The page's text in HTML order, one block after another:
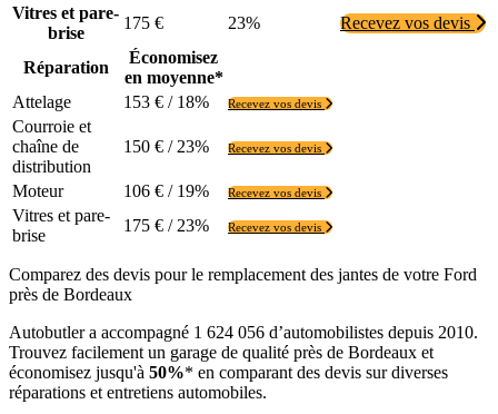
Vitres et pare-
brise
175 € 23% Recevez vos devis
Réparation
Économisez
en moyenne*
Attelage
153 € / 18% Recevez vos devis
Courroie et
chaîne de
distribution
150 € / 23% Recevez vos devis
Moteur 106 € / 19% Recevez vos devis
Vitres et pare-
brise
175 € / 23% Recevez vos devis
Comparez des devis pour le remplacement des jantes de votre Ford
près de Bordeaux
Autobutler a accompagné 1 624 056 d’automobilistes depuis 2010.
Trouvez facilement un garage de qualité près de Bordeaux et
économisez jusqu'à 50%* en comparant des devis sur diverses
réparations et entretiens automobiles.